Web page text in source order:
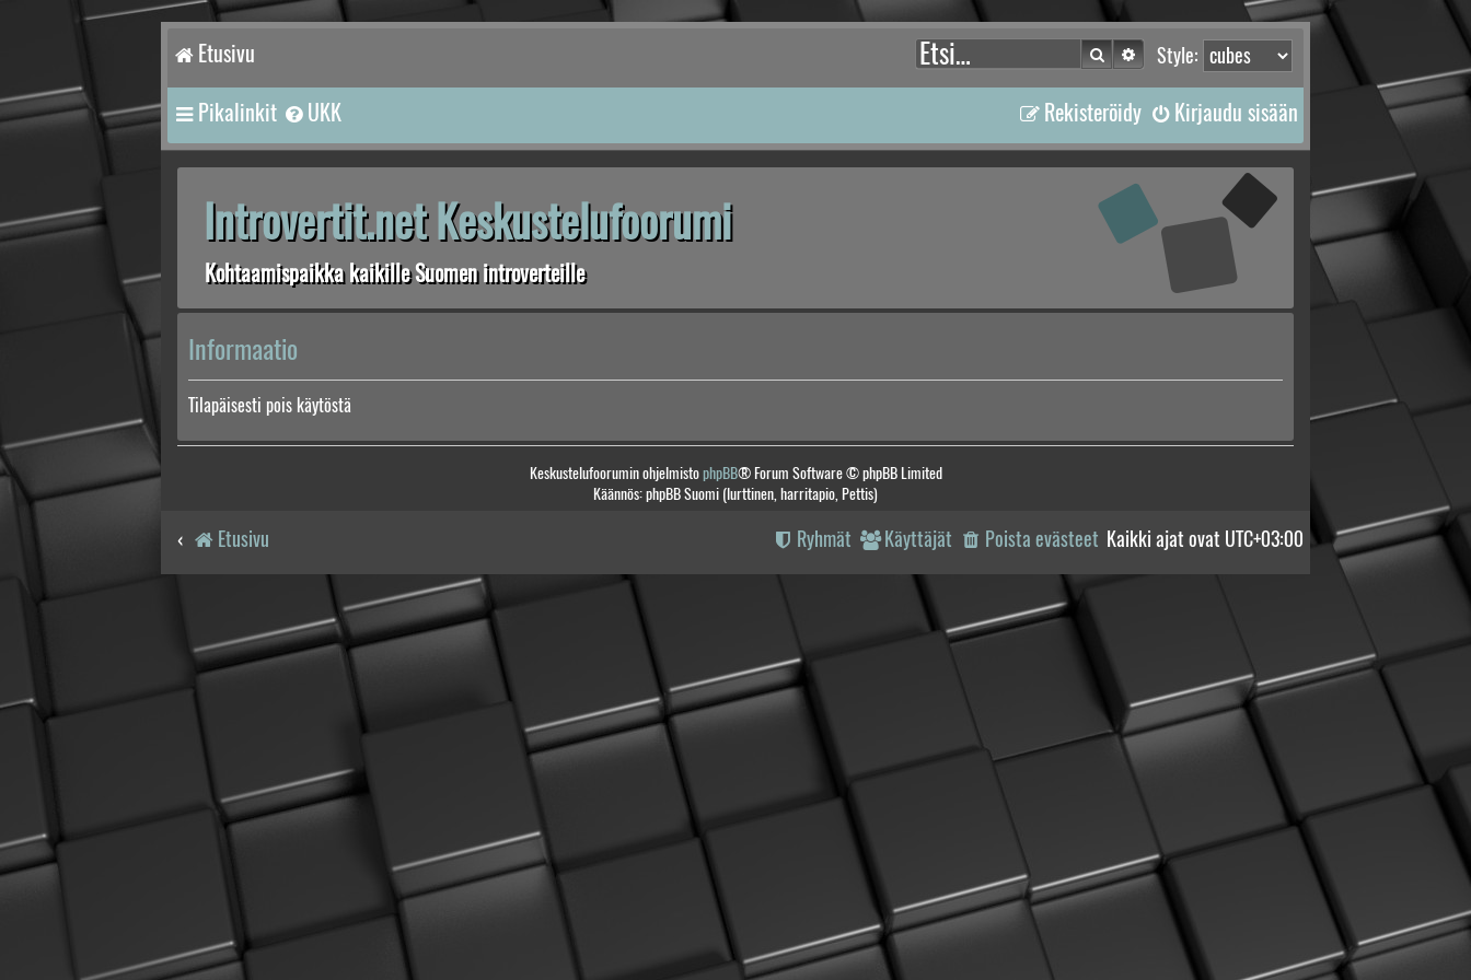
Etusivu Style:
Etsi Tarkennettu haku
Pikalinkit UKK Kirjaudu sisään
Rekisteröidy
Introvertit.net Keskustelufoorumi
Kohtaamispaikka kaikille Suomen introverteille
Informaatio
Tilapäisesti pois käytöstä
Keskustelufoorumin ohjelmistophpBB® Forum Software © phpBB Limited
Käännös: phpBB Suomi (lurttinen, harritapio, Pettis)
Etusivu Kaikki ajat ovat UTC+03:00
Poista evästeet
Käyttäjät
Ryhmät